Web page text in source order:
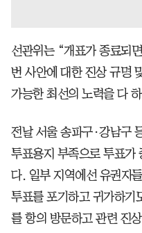
선관위는 “개표가 종료되
번 사안에 대한 진상 규명
가능한 최선의 노력을 다
전날 서울 송파구·강남구
투표용지 부족으로 투표가
다. 일부 지역에선 유권자
투표를 포기하고 귀가하기
를 항의 방문하고 관련 진